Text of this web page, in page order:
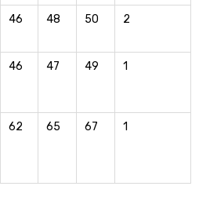
46 48 50 2
46 47 49 1
62 65 67 1